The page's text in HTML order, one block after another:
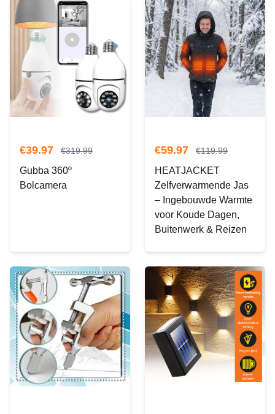
€39.97 €319.99
Gubba 360º
Bolcamera
€59.97 €119.99
HEATJACKET
Zelfverwarmende Jas
– Ingebouwde Warmte
voor Koude Dagen,
Buitenwerk & Reizen